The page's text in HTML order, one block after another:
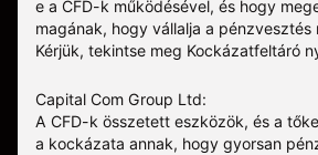
e a CFD-k működésével, és hogy
magának, hogy vállalja a
Kérjük, tekintse meg Kockázatfeltáró
Capital Com Group Ltd:
A CFD-k összetett eszközök, és a
a kockázata annak, hogy gyorsan